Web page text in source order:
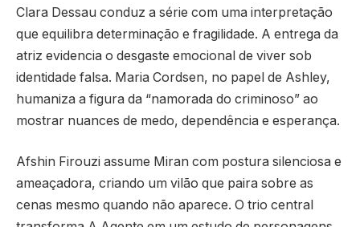
Clara Dessau conduz a série com uma interpretação
que equilibra determinação e fragilidade. A entrega da
atriz evidencia o desgaste emocional de viver sob
identidade falsa. Maria Cordsen, no papel de Ashley,
humaniza a figura da “namorada do criminoso” ao
mostrar nuances de medo, dependência e esperança.
Afshin Firouzi assume Miran com postura silenciosa e
ameaçadora, criando um vilão que paira sobre as
cenas mesmo quando não aparece. O trio central